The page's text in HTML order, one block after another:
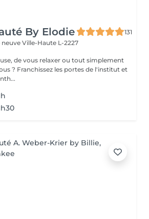
By Elodie
131
neuve Ville-Haute L-2227
de vous relaxer ou tout simplement
? Franchissez les portes de l'institut et